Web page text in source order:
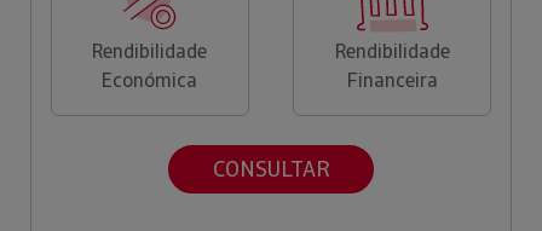
Rendibilidade
Económica
Rendibilidade
Financeira
CONSULTAR